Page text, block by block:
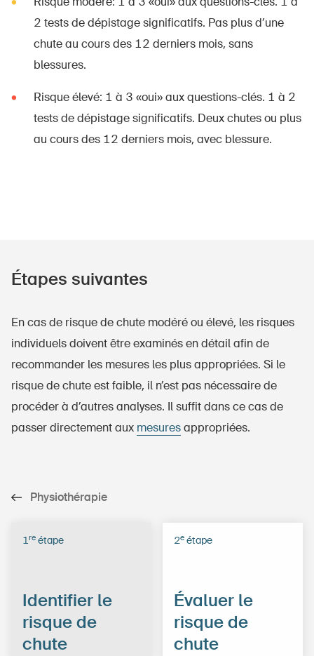
2 tests de dépistage significatifs. Pas plus d’une
chute au cours des 12 derniers mois, sans
blessures.
Risque élevé: 1 à 3 «oui» aux questions-clés. 1 à 2
tests de dépistage significatifs. Deux chutes ou plus
au cours des 12 derniers mois, avec blessure.
Étapes suivantes
En cas de risque de chute modéré ou élevé, les risques
individuels doivent être examinés en détail afin de
recommander les mesures les plus appropriées. Si le
risque de chute est faible, il n’est pas nécessaire de
procéder à d’autres analyses. Il suffit dans ce cas de
passer directement aux mesuresappropriées.
Physiothérapie
Identifier le
risque de
chute
1re étape
Évaluer le
risque de
chute
2e étape